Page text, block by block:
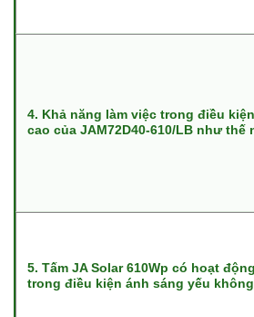
4. Khả năng làm việc trong điều
cao của JAM72D40-610/LB như thế
5. Tấm JA Solar 610Wp có hoạt
trong điều kiện ánh sáng yếu